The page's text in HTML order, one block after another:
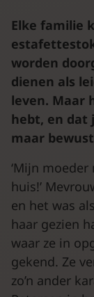
Elke familie
worden
dienen als
leven. Maar
hebt, en dat
maar
‘Mijn
huis!’
en het was
haar gezien
waar ze in
gekend. Ze
zo’n ander